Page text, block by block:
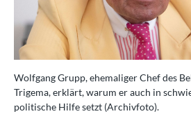
Wolfgang Grupp, ehemaliger Chef des
Trigema, erklärt, warum er auch in
politische Hilfe setzt (Archivfoto).